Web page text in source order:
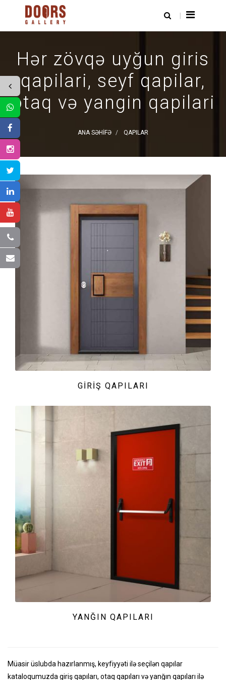
Hər zövqə uyğun giris
qapilari, seyf qapilar,
otaq və yangin qapilari
ANA SƏHIFƏ QAPILAR
GIRIŞ QAPILARI
YANĞIN QAPILARI
Müasir üslubda hazırlanmış, keyfiyyəti ilə seçilən qapılar
kataloqumuzda giriş qapıları, otaq qapıları və yanğın qapıları ilə